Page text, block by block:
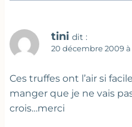
tini dit :
20 décembre 2009
Ces truffes ont l’air si
manger que je ne vais
crois…merci